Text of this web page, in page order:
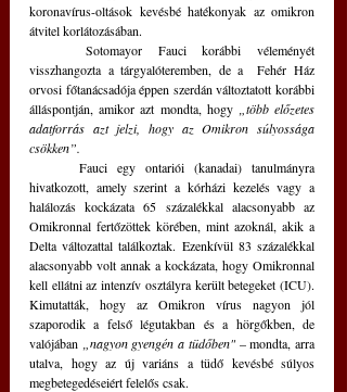
koronavírus-oltások kevésbé hatékonyak az omikron
átvitel korlátozásában.
visszhangozta a tárgyalóteremben, de a  Fehér Ház
orvosi főtanácsadója éppen szerdán változtatott korábbi
álláspontján, amikor azt mondta, hogy
„több előzetes
adatforrás azt jelzi, hogy az Omikron súlyossága
csökken”.
hivatkozott, amely szerint a kórházi kezelés vagy a
halálozás kockázata 65 százalékkal alacsonyabb az
Omikronnal fertőzöttek körében, mint azoknál, akik a
Delta változattal találkoztak. Ezenkívül 83 százalékkal
alacsonyabb volt annak a kockázata, hogy Omikronnal
kell ellátni az intenzív osztályra került betegeket (ICU).
Kimutatták, hogy az Omikron vírus nagyon jól
szaporodik a felső légutakban és a hörgőkben, de
valójában
„nagyon gyengén a tüdőben" – mondta, arra
utalva, hogy az új variáns a tüdő kevésbé súlyos
megbetegedéseiért felelős csak.